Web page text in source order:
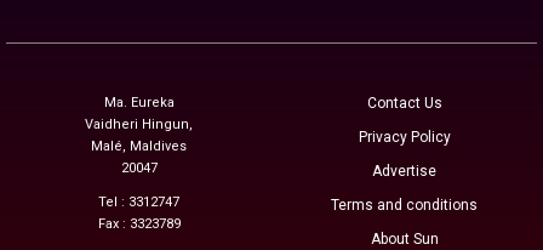
Ma. Eureka
Vaidheri Hingun,
Malé, Maldives
20047
Tel : 3312747
Fax : 3323789
Contact Us
Privacy Policy
Advertise
Terms and conditions
About Sun